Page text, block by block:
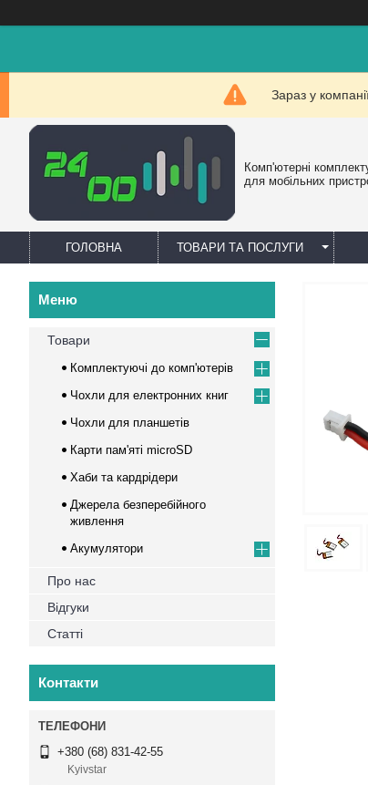
Зараз у
Комп'ютерні
для мобільних
ГОЛОВНА ТОВАРИ ТА ПОСЛУГИ
Товари
Комплектуючі до комп'ютерів
Чохли для електронних книг
Чохли для планшетів
Карти пам'яті microSD
Хаби та кардрідери
Джерела безперебійного
живлення
Акумулятори
Про нас
Відгуки
Статті
Контакти
+380 (68) 831-42-55
Kyivstar